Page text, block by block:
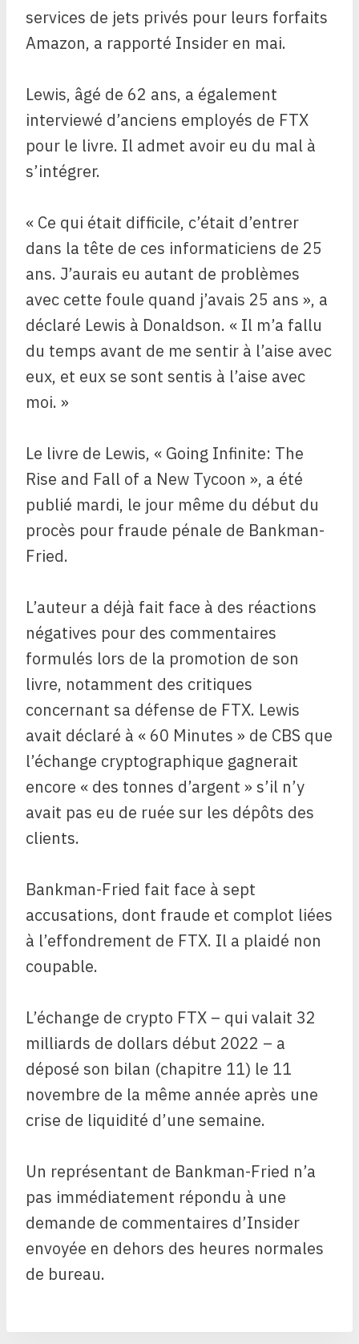
services de jets privés pour leurs forfaits
Amazon, a rapporté Insider en mai.
Lewis, âgé de 62 ans, a également
interviewé d’anciens employés de FTX
pour le livre. Il admet avoir eu du mal à
s’intégrer.
« Ce qui était difficile, c’était d’entrer
dans la tête de ces informaticiens de 25
ans. J’aurais eu autant de problèmes
avec cette foule quand j’avais 25 ans », a
déclaré Lewis à Donaldson. « Il m’a fallu
du temps avant de me sentir à l’aise avec
eux, et eux se sont sentis à l’aise avec
moi. »
Le livre de Lewis, « Going Infinite: The
Rise and Fall of a New Tycoon », a été
publié mardi, le jour même du début du
procès pour fraude pénale de Bankman-
Fried.
L’auteur a déjà fait face à des réactions
négatives pour des commentaires
formulés lors de la promotion de son
livre, notamment des critiques
concernant sa défense de FTX. Lewis
avait déclaré à « 60 Minutes » de CBS que
l’échange cryptographique gagnerait
encore « des tonnes d’argent » s’il n’y
avait pas eu de ruée sur les dépôts des
clients.
Bankman-Fried fait face à sept
accusations, dont fraude et complot liées
à l’effondrement de FTX. Il a plaidé non
coupable.
L’échange de crypto FTX – qui valait 32
milliards de dollars début 2022 – a
déposé son bilan (chapitre 11) le 11
novembre de la même année après une
crise de liquidité d’une semaine.
Un représentant de Bankman-Fried n’a
pas immédiatement répondu à une
demande de commentaires d’Insider
envoyée en dehors des heures normales
de bureau.